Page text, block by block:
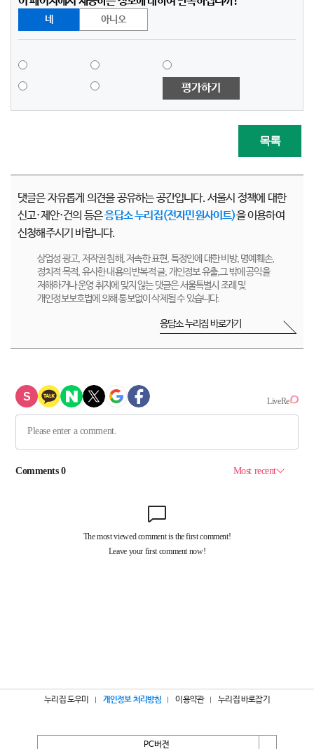
네 아니오
평가하기
목록
댓글은 자유롭게 의견을 공유하는 공간입니다. 서울시 정책에 대한
신고·제안·건의 등은응답소 누리집(전자민원사이트)을 이용하여
신청해주시기 바랍니다.
상업성 광고, 저작권 침해, 저속한 표현, 특정인에 대한 비방, 명예훼손,
정치적 목적, 유사한 내용의 반복적 글, 개인정보 유출,그 밖에 공익을
저해하거나 운영 취지에 맞지 않는 댓글은 서울특별시 조례 및
개인정보보호법에 의해 통보없이 삭제될 수 있습니다.
응답소 누리집 바로가기
누리집 도우미 개인정보 처리방침 이용약관 누리집 바로잡기
PC버전